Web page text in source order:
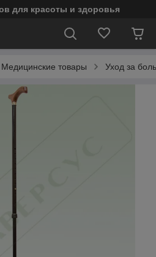
для красоты и здоровья
Медицинские товары Уход за